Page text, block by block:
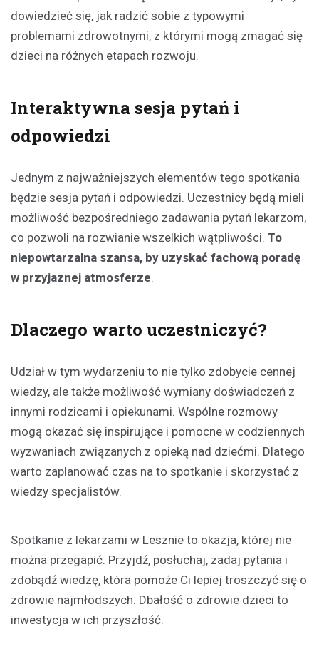
dowiedzieć się, jak radzić sobie z typowymi
problemami zdrowotnymi, z którymi mogą zmagać się
dzieci na różnych etapach rozwoju.
Interaktywna sesja pytań i
odpowiedzi
Jednym z najważniejszych elementów tego spotkania
będzie sesja pytań i odpowiedzi. Uczestnicy będą mieli
możliwość bezpośredniego zadawania pytań lekarzom,
co pozwoli na rozwianie wszelkich wątpliwości. To
niepowtarzalna szansa, by uzyskać fachową poradę
w przyjaznej atmosferze.
Dlaczego warto uczestniczyć?
Udział w tym wydarzeniu to nie tylko zdobycie cennej
wiedzy, ale także możliwość wymiany doświadczeń z
innymi rodzicami i opiekunami. Wspólne rozmowy
mogą okazać się inspirujące i pomocne w codziennych
wyzwaniach związanych z opieką nad dziećmi. Dlatego
warto zaplanować czas na to spotkanie i skorzystać z
wiedzy specjalistów.
Spotkanie z lekarzami w Lesznie to okazja, której nie
można przegapić. Przyjdź, posłuchaj, zadaj pytania i
zdobądź wiedzę, która pomoże Ci lepiej troszczyć się o
zdrowie najmłodszych. Dbałość o zdrowie dzieci to
inwestycja w ich przyszłość.